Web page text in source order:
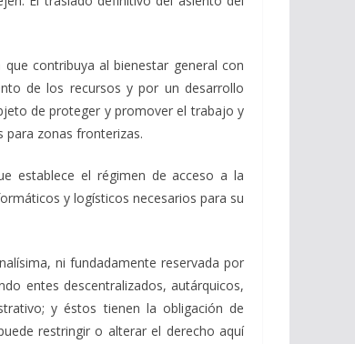
contribuya al bienestar general con
de los recursos y por un desarrollo
de proteger y promover el trabajo y
para zonas fronterizas.
establece el régimen de acceso a la
y logísticos necesarios para su
ni fundadamente reservada por
entes descentralizados, autárquicos,
y éstos tienen la obligación de
restringir o alterar el derecho aquí